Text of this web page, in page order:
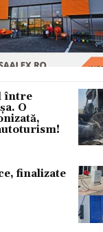
între
O
finalizate